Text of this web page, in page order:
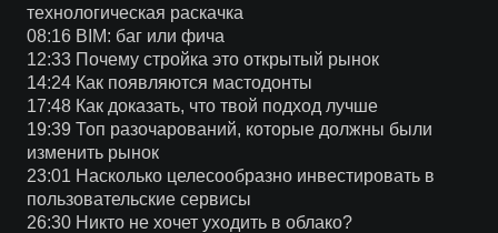
технологическая раскачка
08:16 BIM: баг или фича
12:33 Почему стройка это открытый рынок
14:24 Как появляются мастодонты
17:48 Как доказать, что твой подход лучше
19:39 Топ разочарований, которые должны были
изменить рынок
23:01 Насколько целесообразно инвестировать в
пользовательские сервисы
26:30 Никто не хочет уходить в облако?